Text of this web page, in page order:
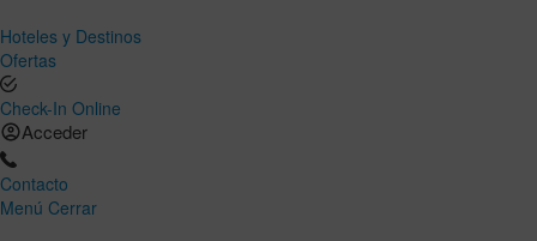
Hoteles y Destinos
Ofertas
Check-In Online
Acceder
Contacto
Menú Cerrar